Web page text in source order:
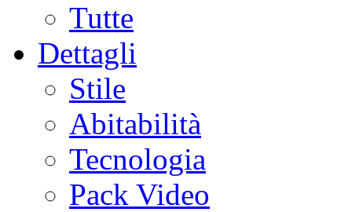
Tutte
Dettagli
Stile
Abitabilità
Tecnologia
Pack Video